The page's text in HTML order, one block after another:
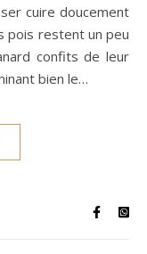
cuire doucement
pois restent un peu
confits de leur
bien le…